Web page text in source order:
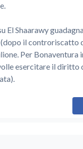
El Shaarawy
il controriscatto
Per Bonaventura
esercitare il diritto